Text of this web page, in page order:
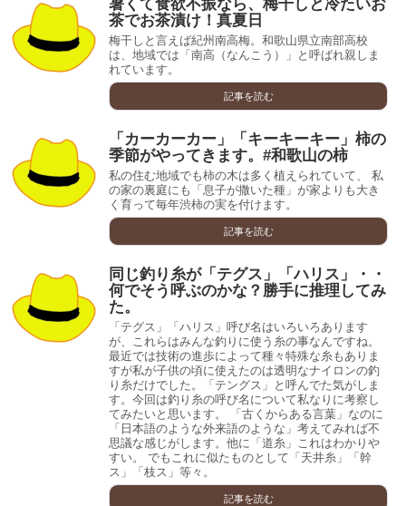
暑くて食欲不振なら、梅干しと冷たいお
茶でお茶漬け！真夏日
梅干しと言えば紀州南高梅。和歌山県立南部高校
は、地域では「南高（なんこう）」と呼ばれ親しま
れています。
記事を読む
「カーカーカー」「キーキーキー」柿の
季節がやってきます。#和歌山の柿
私の住む地域でも柿の木は多く植えられていて、 私
の家の裏庭にも「息子が撒いた種」が家よりも大き
く育って毎年渋柿の実を付けます。
記事を読む
同じ釣り糸が「テグス」「ハリス」・・
何でそう呼ぶのかな？勝手に推理してみ
た。
「テグス」「ハリス」呼び名はいろいろあります
が、これらはみんな釣りに使う糸の事なんですね。
最近では技術の進歩によって種々特殊な糸もありま
すが私が子供の頃に使えたのは透明なナイロンの釣
り糸だけでした。「テングス」と呼んでた気がしま
す。今回は釣り糸の呼び名について私なりに考察し
てみたいと思います。 「古くからある言葉」なのに
「日本語のような外来語のような」考えてみれば不
思議な感じがします。他に「道糸」これはわかりや
すい。 でもこれに似たものとして「天井糸」「幹
ス」「枝ス」等々。
記事を読む